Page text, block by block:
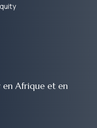
en Afrique et en